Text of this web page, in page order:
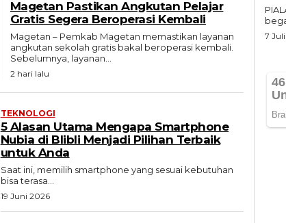
Magetan Pastikan Angkutan Pelajar
Gratis Segera Beroperasi Kembali
Magetan – Pemkab Magetan memastikan layanan
angkutan sekolah gratis bakal beroperasi kembali.
Sebelumnya, layanan...
2 hari lalu
TEKNOLOGI
5 Alasan Utama Mengapa Smartphone
Nubia di Blibli Menjadi Pilihan Terbaik
untuk Anda
Saat ini, memilih smartphone yang sesuai kebutuhan
bisa terasa...
19 Juni 2026
7